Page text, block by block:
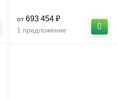
от 693 454 ₽
1 предложение